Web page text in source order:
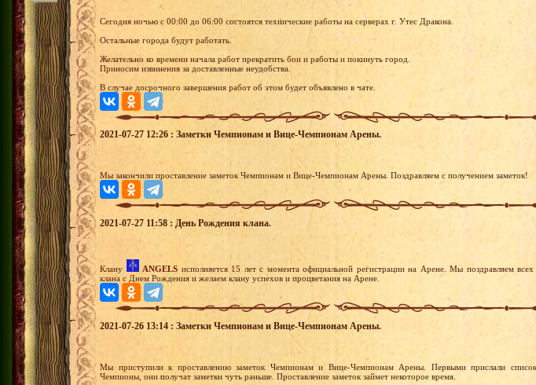
Сегодня ночью с 00:00 до 06:00 состоятся технические работы на серверах г. Утес Дракона.
Остальные города будут работать.
Желательно ко времени начала работ прекратить бои и работы и покинуть город.
Приносим извинения за доставленные неудобства.
В случае досрочного завершения работ об этом будет объявлено в чате.
2021-07-27 12:26 : Заметки Чемпионам и Вице-Чемпионам Арены.
Мы закончили проставление заметок Чемпионам и Вице-Чемпионам Арены. Поздравляем с получением заметок!
2021-07-27 11:58 : День Рождения клана.
Клану ANGELS исполняется 15 лет с момента официальной регистрации на Арене. Мы поздравляем всех
клана с Днем Рождения и желаем клану успехов и процветания на Арене.
2021-07-26 13:14 : Заметки Чемпионам и Вице-Чемпионам Арены.
Мы приступили к проставлению заметок Чемпионам и Вице-Чемпионам Арены. Первыми прислали
Чемпионы, они получат заметки чуть раньше. Проставление заметок займет некоторое время.